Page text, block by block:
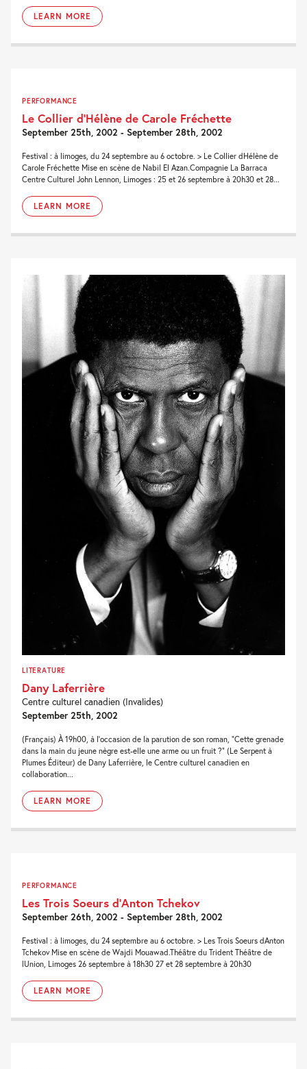
LEARN MORE
PERFORMANCE
Le Collier d’Hélène de Carole Fréchette
September 25th, 2002 - September 28th, 2002
Festival : à limoges, du 24 septembre au 6 octobre. > Le Collier dHélène de
Carole Fréchette Mise en scène de Nabil El Azan.Compagnie La Barraca
Centre Culturel John Lennon, Limoges : 25 et 26 septembre à 20h30 et 28...
LEARN MORE
LITERATURE
Dany Laferrière
Centre culturel canadien (Invalides)
September 25th, 2002
(Français) À 19h00, à l'occasion de la parution de son roman, "Cette grenade
dans la main du jeune nègre est-elle une arme ou un fruit ?" (Le Serpent à
Plumes Éditeur) de Dany Laferrière, le Centre culturel canadien en
collaboration...
LEARN MORE
PERFORMANCE
Les Trois Soeurs d’Anton Tchekov
September 26th, 2002 - September 28th, 2002
Festival : à limoges, du 24 septembre au 6 octobre. > Les Trois Soeurs dAnton
Tchekov Mise en scène de Wajdi Mouawad.Théâtre du Trident Théâtre de
lUnion, Limoges 26 septembre à 18h30 27 et 28 septembre à 20h30
LEARN MORE